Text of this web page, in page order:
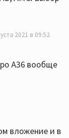
2021 в 09:52
А36 вообще
вложение и в